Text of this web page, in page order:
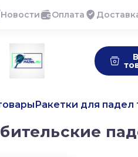
Новости Оплата
Ракетки для падел